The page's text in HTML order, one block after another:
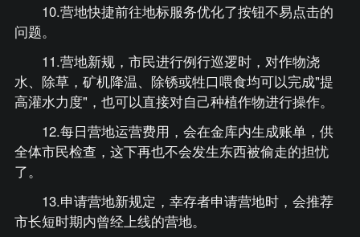
10.营地快捷前往地标服务优化了按钮不易点击的
问题。
11.营地新规，市民进行例行巡逻时，对作物浇
水、除草，矿机降温、除锈或牲口喂食均可以完成"提
高灌水力度"，也可以直接对自己种植作物进行操作。
12.每日营地运营费用，会在金库内生成账单，供
全体市民检查，这下再也不会发生东西被偷走的担忧
了。
13.申请营地新规定，幸存者申请营地时，会推荐
市长短时期内曾经上线的营地。